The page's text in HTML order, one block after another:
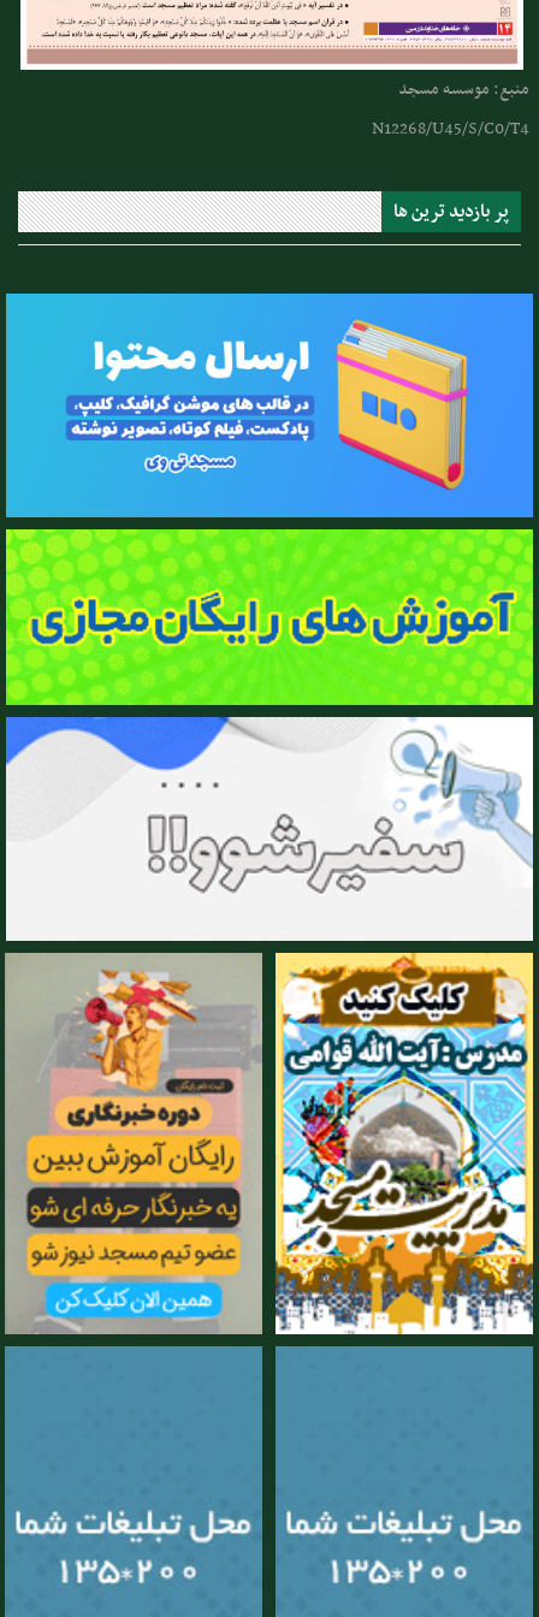
منبع: موسسه مسجد
N12268/U45/S/C0/T4
پر بازدید ترین ها